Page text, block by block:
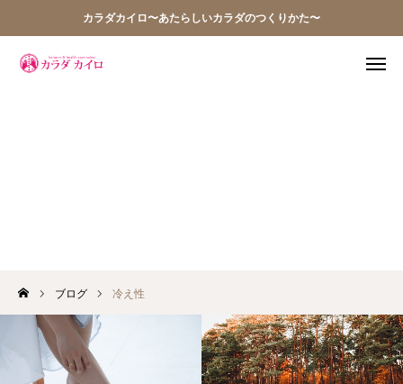
カラダカイロ〜あたらしいカラダのつくりかた〜
ブログ 冷え性
お知らせ
アクセス